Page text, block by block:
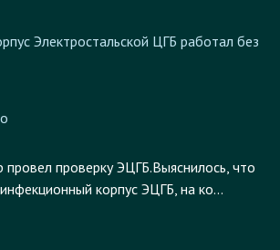
Электростальской ЦГБ работал без
проверку ЭЦГБ.Выяснилось, что
корпус ЭЦГБ, на ко...